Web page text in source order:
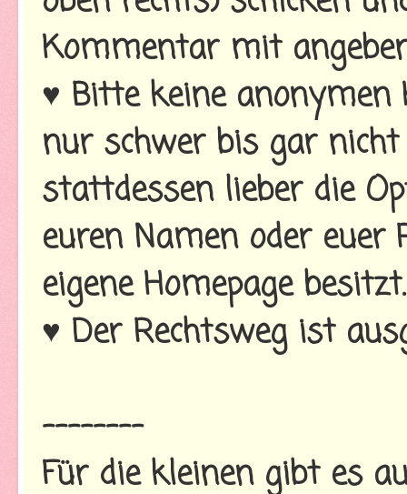
Kommentar mit
♥ Bitte keine anonymen
nur schwer bis gar
stattdessen lieber die
euren Namen oder euer
eigene Homepage besitzt.
♥ Der Rechtsweg ist
--------
Für die kleinen gibt es